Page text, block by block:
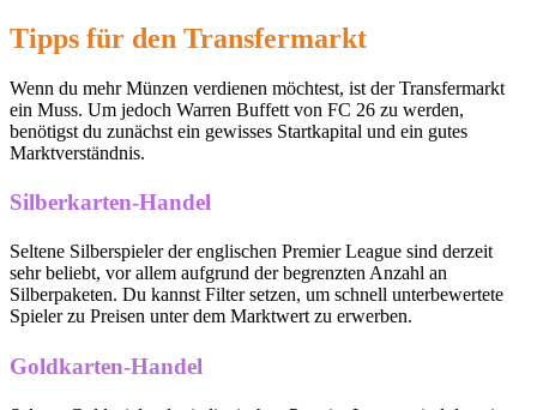
Tipps für den Transfermarkt
Wenn du mehr Münzen verdienen möchtest, ist der Transfermarkt
ein Muss. Um jedoch Warren Buffett von FC 26 zu werden,
benötigst du zunächst ein gewisses Startkapital und ein gutes
Marktverständnis.
Silberkarten-Handel
Seltene Silberspieler der englischen Premier League sind derzeit
sehr beliebt, vor allem aufgrund der begrenzten Anzahl an
Silberpaketen. Du kannst Filter setzen, um schnell unterbewertete
Spieler zu Preisen unter dem Marktwert zu erwerben.
Goldkarten-Handel